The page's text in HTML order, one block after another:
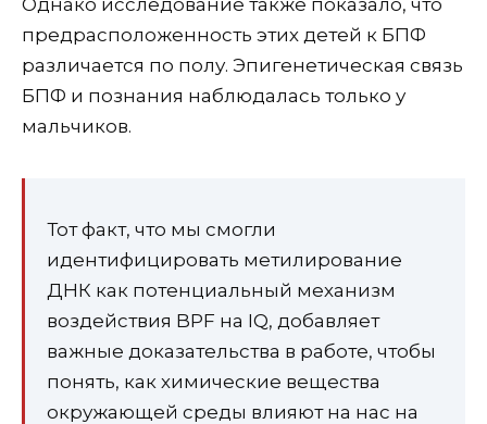
Однако исследование также показало, что
предрасположенность этих детей к БПФ
различается по полу. Эпигенетическая связь
БПФ и познания наблюдалась только у
мальчиков.
Тот факт, что мы смогли
идентифицировать метилирование
ДНК как потенциальный механизм
воздействия BPF на IQ, добавляет
важные доказательства в работе, чтобы
понять, как химические вещества
окружающей среды влияют на нас на